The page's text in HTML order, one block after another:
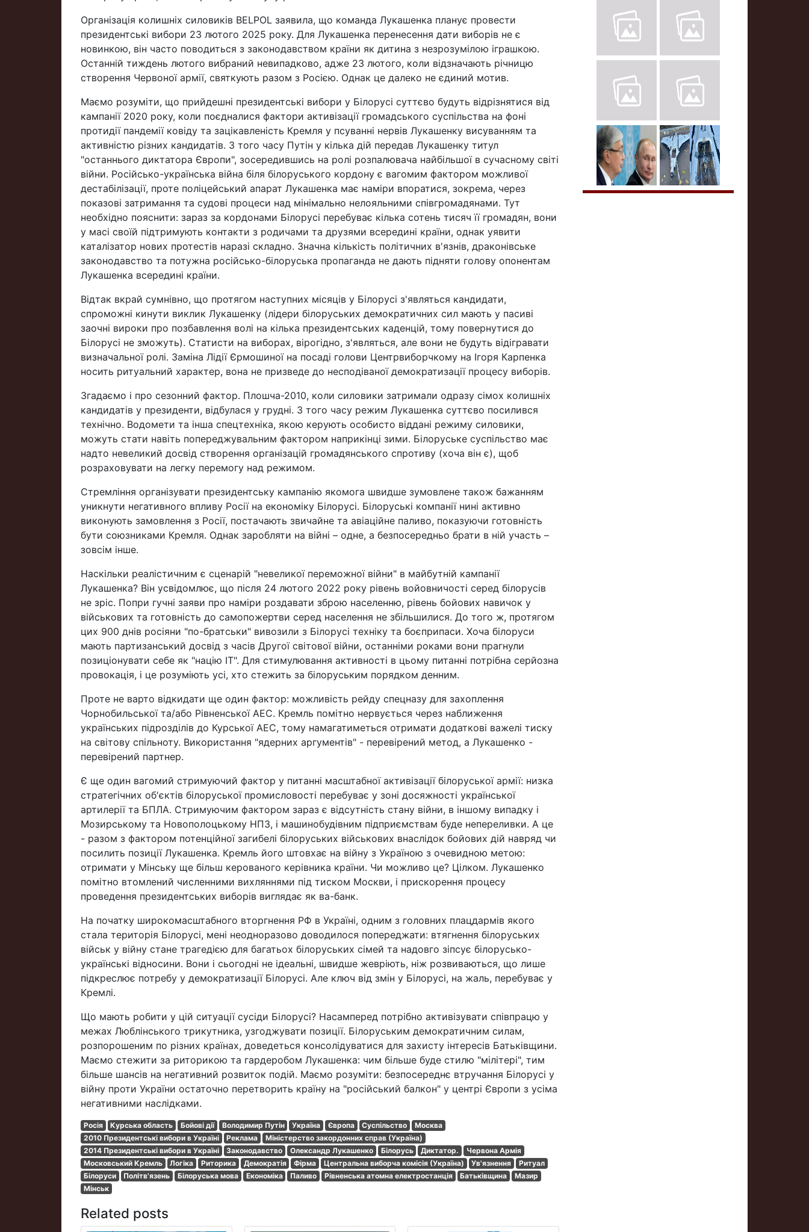
Організація колишніх силовиків BELPOL заявила, що команда Лукашенка планує провести
президентські вибори 23 лютого 2025 року. Для Лукашенка перенесення дати виборів не є
новинкою, він часто поводиться з законодавством країни як дитина з незрозумілою іграшкою.
Останній тиждень лютого вибраний невипадково, адже 23 лютого, коли відзначають річницю
створення Червоної армії, святкують разом з Росією. Однак це далеко не єдиний мотив.
Маємо розуміти, що прийдешні президентські вибори у Білорусі суттєво будуть відрізнятися від
кампанії 2020 року, коли поєдналися фактори активізації громадського суспільства на фоні
протидії пандемії ковіду та зацікавленість Кремля у псуванні нервів Лукашенку висуванням та
активністю різних кандидатів. З того часу Путін у кілька дій передав Лукашенку титул
"останнього диктатора Європи", зосередившись на ролі розпалювача найбільшої в сучасному світі
війни. Російсько-українська війна біля білоруського кордону є вагомим фактором можливої
дестабілізації, проте поліцейський апарат Лукашенка має наміри впоратися, зокрема, через
показові затримання та судові процеси над мінімально нелояльними співгромадянами. Тут
необхідно пояснити: зараз за кордонами Білорусі перебуває кілька сотень тисяч її громадян, вони
у масі своїй підтримують контакти з родичами та друзями всередині країни, однак уявити
каталізатор нових протестів наразі складно. Значна кількість політичних в'язнів, драконівське
законодавство та потужна російсько-білоруська пропаганда не дають підняти голову опонентам
Лукашенка всередині країни.
Відтак вкрай сумнівно, що протягом наступних місяців у Білорусі з'являться кандидати,
спроможні кинути виклик Лукашенку (лідери білоруських демократичних сил мають у пасиві
заочні вироки про позбавлення волі на кілька президентських каденцій, тому повернутися до
Білорусі не зможуть). Статисти на виборах, вірогідно, з'являться, але вони не будуть відігравати
визначальної ролі. Заміна Лідії Єрмошиної на посаді голови Центрвиборчкому на Ігоря Карпенка
носить ритуальний характер, вона не призведе до несподіваної демократизації процесу виборів.
Згадаємо і про сезонний фактор. Плошча-2010, коли силовики затримали одразу сімох колишніх
кандидатів у президенти, відбулася у грудні. З того часу режим Лукашенка суттєво посилився
технічно. Водомети та інша спецтехніка, якою керують особисто віддані режиму силовики,
можуть стати навіть попереджувальним фактором наприкінці зими. Білоруське суспільство має
надто невеликий досвід створення організацій громадянського спротиву (хоча він є), щоб
розраховувати на легку перемогу над режимом.
Стремління організувати президентську кампанію якомога швидше зумовлене також бажанням
уникнути негативного впливу Росії на економіку Білорусі. Білоруські компанії нині активно
виконують замовлення з Росії, постачають звичайне та авіаційне паливо, показуючи готовність
бути союзниками Кремля. Однак заробляти на війні – одне, а безпосередньо брати в ній участь –
зовсім інше.
Наскільки реалістичним є сценарій "невеликої переможної війни" в майбутній кампанії
Лукашенка? Він усвідомлює, що після 24 лютого 2022 року рівень войовничості серед білорусів
не зріс. Попри гучні заяви про наміри роздавати зброю населенню, рівень бойових навичок у
військових та готовність до самопожертви серед населення не збільшилися. До того ж, протягом
цих 900 днів росіяни "по-братськи" вивозили з Білорусі техніку та боєприпаси. Хоча білоруси
мають партизанський досвід з часів Другої світової війни, останніми роками вони прагнули
позиціонувати себе як "націю ІТ". Для стимулювання активності в цьому питанні потрібна серйозна
провокація, і це розуміють усі, хто стежить за білоруським порядком денним.
Проте не варто відкидати ще один фактор: можливість рейду спецназу для захоплення
Чорнобильської та/або Рівненської АЕС. Кремль помітно нервується через наближення
українських підрозділів до Курської АЕС, тому намагатиметься отримати додаткові важелі тиску
на світову спільноту. Використання "ядерних аргументів" - перевірений метод, а Лукашенко -
перевірений партнер.
Є ще один вагомий стримуючий фактор у питанні масштабної активізації білоруської армії: низка
стратегічних об'єктів білоруської промисловості перебуває у зоні досяжності української
артилерії та БПЛА. Стримуючим фактором зараз є відсутність стану війни, в іншому випадку і
Мозирському та Новополоцькому НПЗ, і машинобудівним підприємствам буде непереливки. А це
- разом з фактором потенційної загибелі білоруських військових внаслідок бойових дій навряд чи
посилить позиції Лукашенка. Кремль його штовхає на війну з Україною з очевидною метою:
отримати у Мінську ще більш керованого керівника країни. Чи можливо це? Цілком. Лукашенко
помітно втомлений численними вихляннями під тиском Москви, і прискорення процесу
проведення президентських виборів виглядає як ва-банк.
На початку широкомасштабного вторгнення РФ в Україні, одним з головних плацдармів якого
стала територія Білорусі, мені неодноразово доводилося попереджати: втягнення білоруських
військ у війну стане трагедією для багатьох білоруських сімей та надовго зіпсує білорусько-
українські відносини. Вони і сьогодні не ідеальні, швидше жевріють, ніж розвиваються, що лише
підкреслює потребу у демократизації Білорусі. Але ключ від змін у Білорусі, на жаль, перебуває у
Кремлі.
Що мають робити у цій ситуації сусіди Білорусі? Насамперед потрібно активізувати співпрацю у
межах Люблінського трикутника, узгоджувати позиції. Білоруським демократичним силам,
розпорошеним по різних країнах, доведеться консолідуватися для захисту інтересів Батьківщини.
Маємо стежити за риторикою та гардеробом Лукашенка: чим більше буде стилю "мілітері", тим
більше шансів на негативний розвиток подій. Маємо розуміти: безпосереднє втручання Білорусі у
війну проти України остаточно перетворить країну на "російський балкон" у центрі Європи з усіма
негативними наслідками.
Росія Курська область Бойові дії Володимир Путін Україна Європа Суспільство
Москва
2010 Президентські вибори в Україні
Реклама
Міністерство закордонних справ (Україна)
2014 Президентські вибори в Україні
Законодавство Олександр Лукашенко Білорусь Диктатор.
Червона Армія
Московський Кремль
Логіка Риторика Демократія Фірма Центральна виборча комісія (Україна) Ув'язнення
Ритуал
Білоруси
Політв'язень Білоруська мова Економіка Паливо Рівненська атомна електростанція Батьківщина
Мазир
Мінськ
Related posts